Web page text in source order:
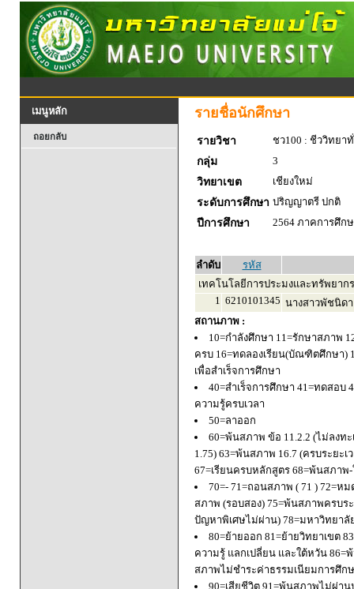
เมนูหลัก
ถอยกลับ
รายชื่อนักศึกษา
รายวิชา
ชว100 : ชีววิทยา
กลุ่ม
3
วิทยาเขต
เชียงใหม่
ระดับการศึกษา ปริญญาตรี ปกติ
ปีการศึกษา
2564 ภาคการศึก
ลำดับ
รหัส
เทคโนโลยีการประมงและทรัพยาก
1 6210101345 นางสาวพัชนิด
สถานภาพ :
10=กำลังศึกษา 11=รักษาสภาพ
ครบ 16=ทดลองเรียน(บัณฑิตศึกษา)
เพื่อสำเร็จการศึกษา
40=สำเร็จการศึกษา 41=ทดสอบ
ความรู้ครบเวลา
50=ลาออก
60=พ้นสภาพ ข้อ 11.2.2 (ไม่ลงท
1.75) 63=พ้นสภาพ 16.7 (ครบระยะ
67=เรียนครบหลักสูตร 68=พ้นสภา
70=- 71=ถอนสภาพ ( 71 ) 72=
สภาพ (รอบสอง) 75=พ้นสภาพครบ
ปัญหาพิเศษไม่ผ่าน) 78=มหาวิทยา
80=ย้ายออก 81=ย้ายวิทยาเขต
ความรู้ แลกเปลี่ยน และใต้หวัน
สภาพไม่ชำระค่าธรรมเนียมการศึก
90=เสียชีวิต 91=พ้นสภาพไม่ผ่า